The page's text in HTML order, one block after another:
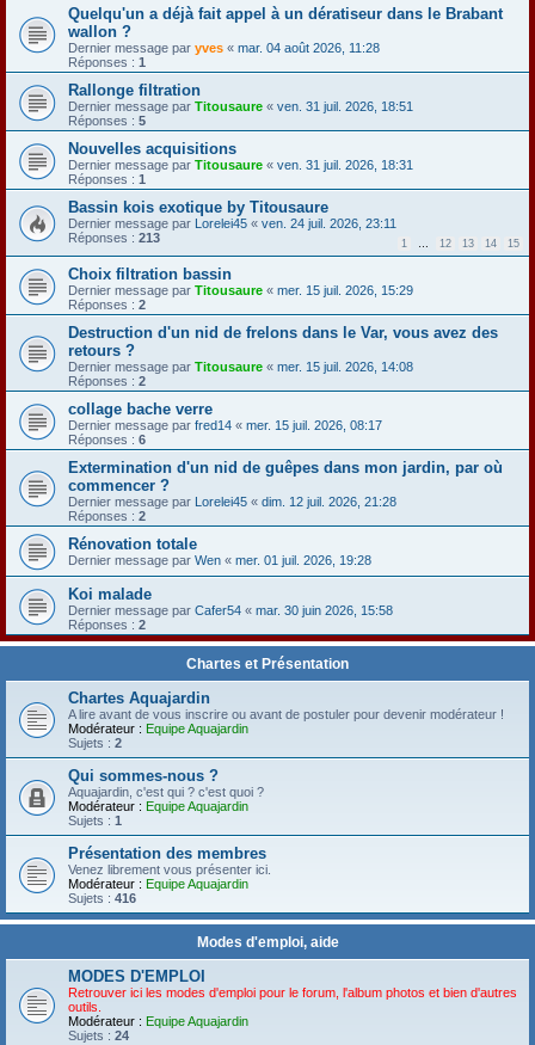
Quelqu'un a déjà fait appel à un dératiseur dans le Brabant
wallon ?
Dernier message par yves « mar. 04 août 2026, 11:28
Réponses : 1
Rallonge filtration
Dernier message par Titousaure « ven. 31 juil. 2026, 18:51
Réponses : 5
Nouvelles acquisitions
Dernier message par Titousaure « ven. 31 juil. 2026, 18:31
Réponses : 1
Bassin kois exotique by Titousaure
Dernier message par Lorelei45 « ven. 24 juil. 2026, 23:11
Réponses : 213 1 … 12 13 14 15
Choix filtration bassin
Dernier message par Titousaure « mer. 15 juil. 2026, 15:29
Réponses : 2
Destruction d'un nid de frelons dans le Var, vous avez des
retours ?
Dernier message par Titousaure « mer. 15 juil. 2026, 14:08
Réponses : 2
collage bache verre
Dernier message par fred14 « mer. 15 juil. 2026, 08:17
Réponses : 6
Extermination d'un nid de guêpes dans mon jardin, par où
commencer ?
Dernier message par Lorelei45 « dim. 12 juil. 2026, 21:28
Réponses : 2
Rénovation totale
Dernier message par Wen « mer. 01 juil. 2026, 19:28
Koi malade
Dernier message par Cafer54 « mar. 30 juin 2026, 15:58
Réponses : 2
Chartes et Présentation
Chartes Aquajardin
A lire avant de vous inscrire ou avant de postuler pour devenir modérateur !
Modérateur : Equipe Aquajardin
Sujets : 2
Qui sommes-nous ?
Aquajardin, c'est qui ? c'est quoi ?
Modérateur : Equipe Aquajardin
Sujets : 1
Présentation des membres
Venez librement vous présenter ici.
Modérateur : Equipe Aquajardin
Sujets : 416
Modes d'emploi, aide
MODES D'EMPLOI
Retrouver ici les modes d'emploi pour le forum, l'album photos et bien d'autres
outils.
Modérateur : Equipe Aquajardin
Sujets : 24